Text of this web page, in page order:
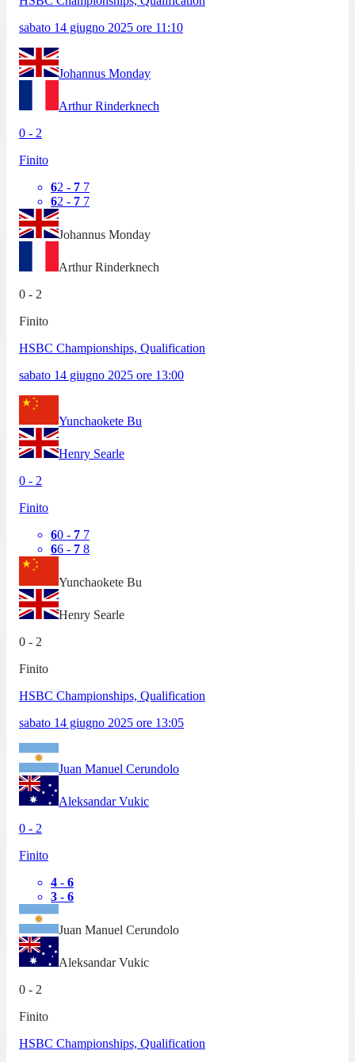
sabato 14 giugno 2025 ore 11:10
Johannus Monday
Arthur Rinderknech
0 - 2
Finito
62 - 7 7
62 - 7 7
Johannus Monday
Arthur Rinderknech
0 - 2
Finito
HSBC Championships, Qualification
sabato 14 giugno 2025 ore 13:00
Yunchaokete Bu
Henry Searle
0 - 2
Finito
60 - 7 7
66 - 7 8
Yunchaokete Bu
Henry Searle
0 - 2
Finito
HSBC Championships, Qualification
sabato 14 giugno 2025 ore 13:05
Juan Manuel Cerundolo
Aleksandar Vukic
0 - 2
Finito
4 - 6
3 - 6
Juan Manuel Cerundolo
Aleksandar Vukic
0 - 2
Finito
HSBC Championships, Qualification